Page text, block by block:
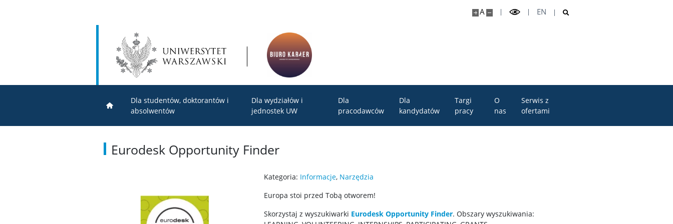
A EN
Dla studentów, doktorantów i
absolwentów
Dla wydziałów i
jednostek UW
Dla
pracodawców
Dla
kandydatów
Targi
pracy
O
nas
Serwis z
ofertami
Eurodesk Opportunity Finder
Kategoria: Informacje, Narzędzia
Europa stoi przed Tobą otworem!
Skorzystaj z wyszukiwarki Eurodesk Opportunity Finder. Obszary wyszukiwania: